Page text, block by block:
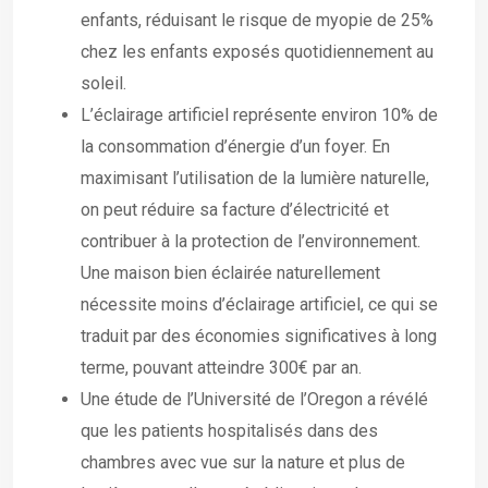
enfants, réduisant le risque de myopie de 25%
chez les enfants exposés quotidiennement au
soleil.
L’éclairage artificiel représente environ 10% de
la consommation d’énergie d’un foyer. En
maximisant l’utilisation de la lumière naturelle,
on peut réduire sa facture d’électricité et
contribuer à la protection de l’environnement.
Une maison bien éclairée naturellement
nécessite moins d’éclairage artificiel, ce qui se
traduit par des économies significatives à long
terme, pouvant atteindre 300€ par an.
Une étude de l’Université de l’Oregon a révélé
que les patients hospitalisés dans des
chambres avec vue sur la nature et plus de